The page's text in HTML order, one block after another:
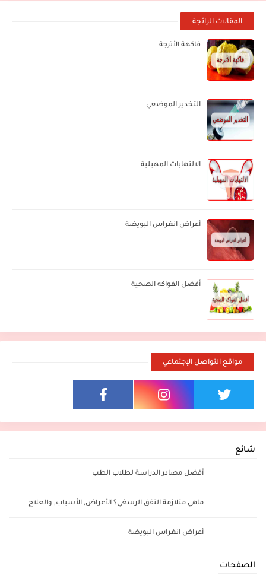
المقالات الرائجة
فاكهة الأترجة
التخدير الموضعي
الالتهابات المهبلية
أعراض انغراس البويضة
أفضل الفواكه الصحية
مواقع التواصل الإجتماعي
شائع
أفضل مصادر الدراسة لطلاب الطب
ماهي متلازمة النفق الرسغي؟ الأعراض, الأسباب, والعلاج
أعراض انغراس البويضة
الصفحات